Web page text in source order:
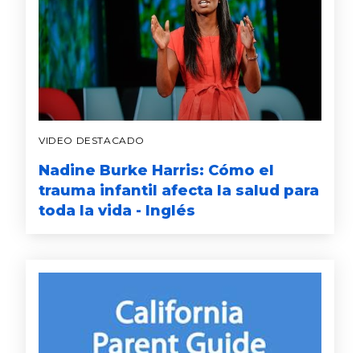
VIDEO DESTACADO
Nadine Burke Harris: Cómo el
trauma infantil afecta la salud para
toda la vida - Inglés